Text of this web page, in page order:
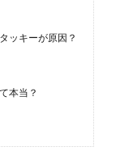
ッキーが原因？
本当？